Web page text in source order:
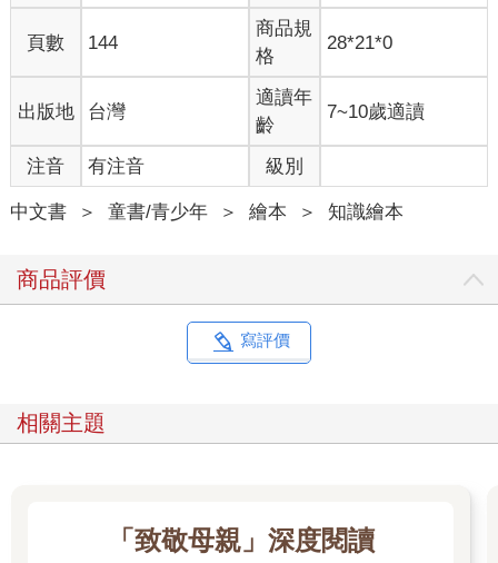
頁數 144
商品規
格
28*21*0
出版地 台灣
適讀年
齡
7~10歲適讀
注音 有注音 級別
中文書 ＞ 童書/青少年 ＞ 繪本 ＞ 知識繪本
商品評價
寫評價
相關主題
「致敬母親」深度閱讀